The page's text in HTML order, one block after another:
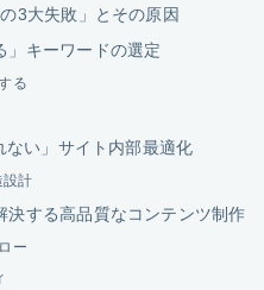
3大失敗」とその原因
」キーワードの選定
る
い」サイト内部最適化
計
決する高品質なコンテンツ制作
ー